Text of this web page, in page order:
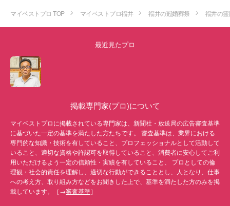
マイベストプロ TOP マイベストプロ福井 福井の冠婚葬祭 福井の
最近見たプロ
掲載専門家(プロ)について
マイベストプロに掲載されている専門家は、新聞社・放送局の広告審査基準
に基づいた一定の基準を満たした方たちです。 審査基準は、業界における
専門的な知識・技術を有していること、プロフェッショナルとして活動して
いること、適切な資格や許認可を取得していること、消費者に安心してご利
用いただけるよう一定の信頼性・実績を有していること、 プロとしての倫
理観・社会的責任を理解し、適切な行動ができることとし、人となり、仕事
への考え方、取り組み方などをお聞きした上で、基準を満たした方のみを掲
載しています。［→審査基準］